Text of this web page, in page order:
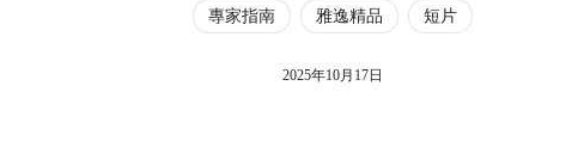
專家指南 雅逸精品 短片
2025年10月17日